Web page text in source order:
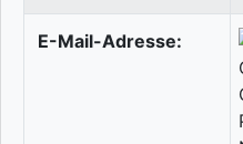
E-Mail-Adresse: